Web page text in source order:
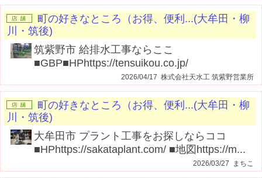
町の好きなところ（お得、便利...(大牟田・柳
川・筑後)
筑紫野市 給排水工事ならここ
■GBP■HPhttps://tensuikou.co.jp/
2026/04/17 株式会社天水工 筑紫野営業所
町の好きなところ（お得、便利...(大牟田・柳
川・筑後)
大牟田市 プラント工事をお探しならココ
■HPhttps://sakataplant.com/ ■地図https://m...
2026/03/27 まちこ